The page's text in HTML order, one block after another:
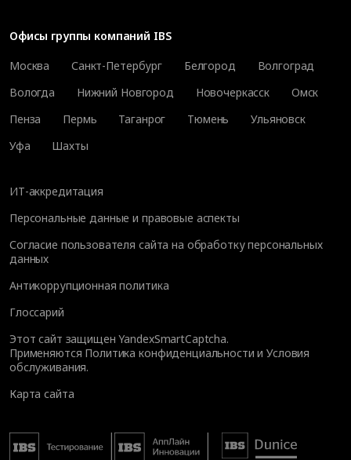
Офисы группы компаний IBS
Москва
Санкт-Петербург Белгород
Волгоград
Вологда
Нижний Новгород Новочеркасск
Омск
Пенза
Пермь Таганрог Тюмень
Ульяновск
Уфа
Шахты
ИТ-аккредитация
Персональные данные и правовые аспекты
Согласие пользователя сайта на обработку персональных
данных
Антикоррупционная политика
Глоссарий
Этот сайт защищен YandexSmartCaptcha.
Применяются Политика конфиденциальности иУсловия
обслуживания.
Карта сайта